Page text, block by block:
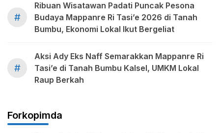
#
Ribuan Wisatawan Padati Puncak Pesona
Budaya Mappanre Ri Tasi’e 2026 di Tanah
Bumbu, Ekonomi Lokal Ikut Bergeliat
#
Aksi Ady Eks Naff Semarakkan Mappanre Ri
Tasi’e di Tanah Bumbu Kalsel, UMKM Lokal
Raup Berkah
Forkopimda